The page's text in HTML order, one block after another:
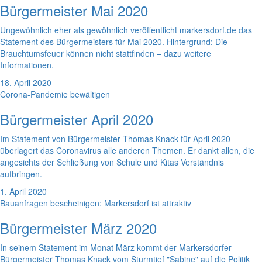
Bürgermeister Mai 2020
Ungewöhnlich eher als gewöhnlich veröffentlicht markersdorf.de das
Statement des Bürgermeisters für Mai 2020. Hintergrund: Die
Brauchtumsfeuer können nicht stattfinden – dazu weitere
Informationen.
18. April 2020
Corona-Pandemie bewältigen
Bürgermeister April 2020
Im Statement von Bürgermeister Thomas Knack für April 2020
überlagert das Coronavirus alle anderen Themen. Er dankt allen, die
angesichts der Schließung von Schule und Kitas Verständnis
aufbringen.
1. April 2020
Bauanfragen bescheinigen: Markersdorf ist attraktiv
Bürgermeister März 2020
In seinem Statement im Monat März kommt der Markersdorfer
Bürgermeister Thomas Knack vom Sturmtief "Sabine" auf die Politik